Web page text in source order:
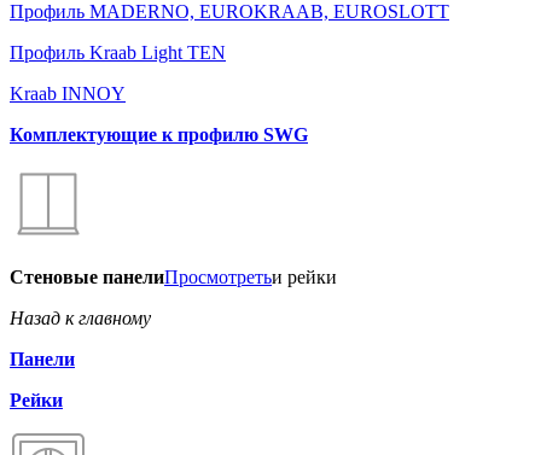
Профиль MADERNO, EUROKRAAB, EUROSLOTT
Профиль Kraab Light TEN
Kraab INNOY
Комплектующие к профилю SWG
Стеновые панелиПросмотретьи рейки
Назад к главному
Панели
Рейки